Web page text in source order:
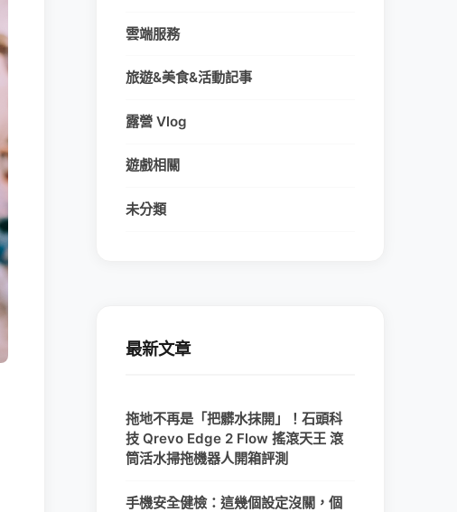
雲端服務
旅遊&美食&活動記事
露營 Vlog
遊戲相關
未分類
最新文章
拖地不再是「把髒水抹開」！石頭科
技 Qrevo Edge 2 Flow 搖滾天王 滾
筒活水掃拖機器人開箱評測
手機安全健檢：這幾個設定沒關，個